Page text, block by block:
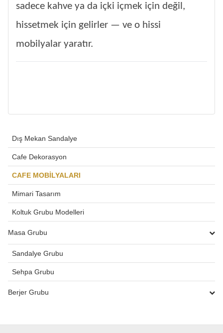
sadece kahve ya da içki içmek için değil,
hissetmek için gelirler — ve o hissi
mobilyalar yaratır.
Dış Mekan Sandalye
Cafe Dekorasyon
CAFE MOBİLYALARI
Mimari Tasarım
Koltuk Grubu Modelleri
Masa Grubu
Sandalye Grubu
Sehpa Grubu
Berjer Grubu